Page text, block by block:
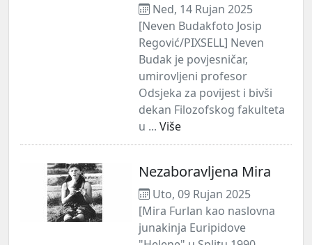
Ned, 14 Rujan 2025
[Neven Budakfoto Josip
Regović/PIXSELL] Neven
Budak je povjesničar,
umirovljeni profesor
Odsjeka za povijest i bivši
dekan Filozofskog fakulteta
u ... Više
Nezaboravljena Mira
Uto, 09 Rujan 2025
[Mira Furlan kao naslovna
junakinja Euripidove